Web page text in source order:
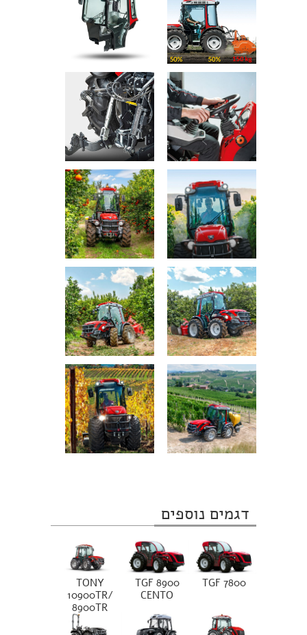
דגמים נוספים
TGF 7800
TGF 8900
CENTO
TONY
10900TR/
8900TR